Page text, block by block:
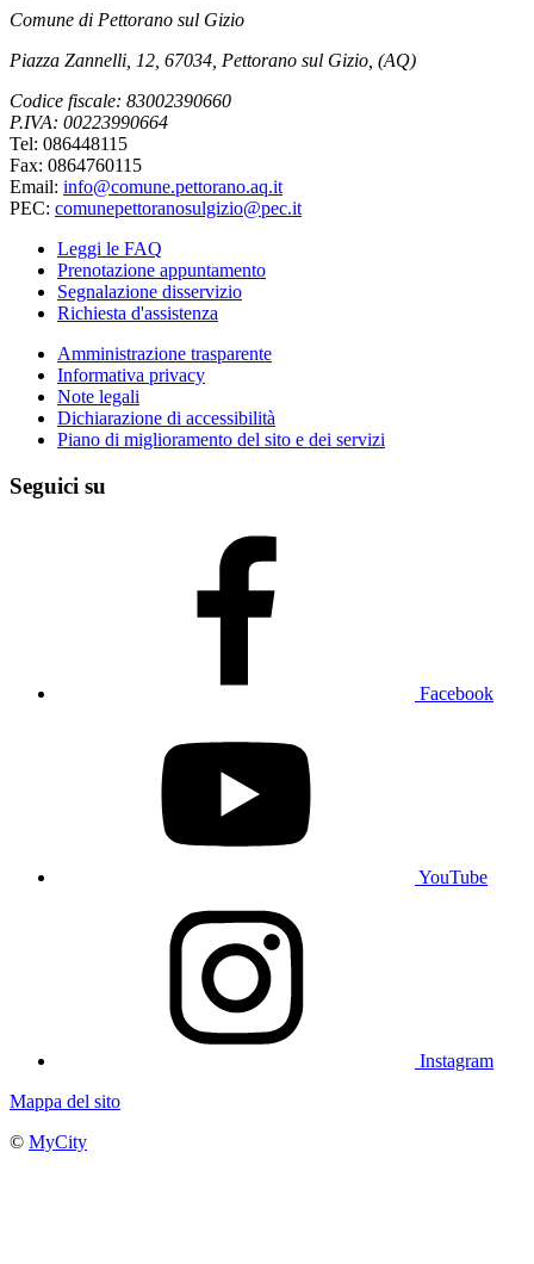
Comune di Pettorano sul Gizio
Piazza Zannelli, 12, 67034, Pettorano sul Gizio, (AQ)
Codice fiscale: 83002390660
P.IVA: 00223990664
Tel: 086448115
Fax: 0864760115
Email: info@comune.pettorano.aq.it
PEC: comunepettoranosulgizio@pec.it
Leggi le FAQ
Prenotazione appuntamento
Segnalazione disservizio
Richiesta d'assistenza
Amministrazione trasparente
Informativa privacy
Note legali
Dichiarazione di accessibilità
Piano di miglioramento del sito e dei servizi
Seguici su
Facebook
YouTube
Instagram
Mappa del sito
© MyCity